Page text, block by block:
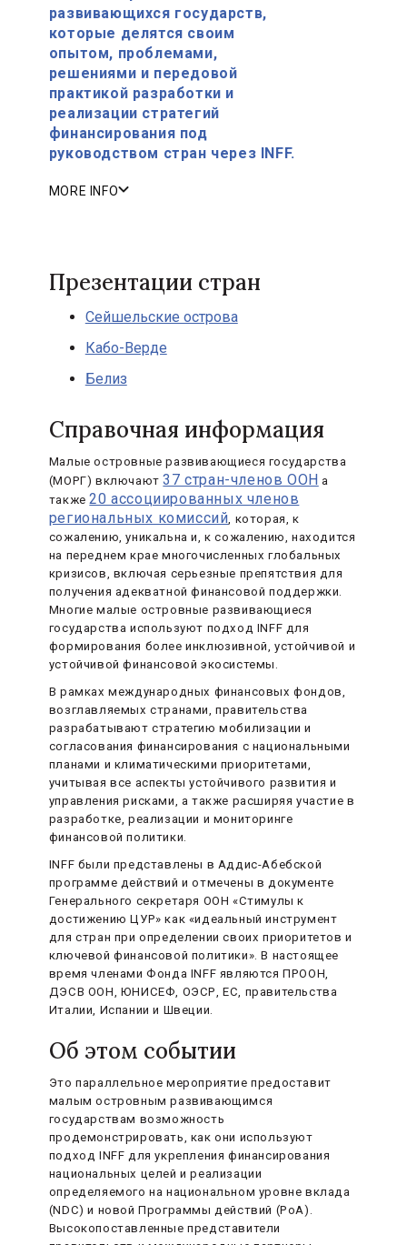
развивающихся государств,
которые делятся своим
опытом, проблемами,
решениями и передовой
практикой разработки и
реализации стратегий
финансирования под
руководством стран через INFF.
MORE INFO
Презентации стран
Сейшельские острова
Кабо-Верде
Белиз
Справочная информация
Малые островные развивающиеся государства
(МОРГ) включают37 стран-членов ООН а
также20 ассоциированных членов
региональных комиссий, которая, к
сожалению, уникальна и, к сожалению, находится
на переднем крае многочисленных глобальных
кризисов, включая серьезные препятствия для
получения адекватной финансовой поддержки.
Многие малые островные развивающиеся
государства используют подход INFF для
формирования более инклюзивной, устойчивой и
устойчивой финансовой экосистемы.
В рамках международных финансовых фондов,
возглавляемых странами, правительства
разрабатывают стратегию мобилизации и
согласования финансирования с национальными
планами и климатическими приоритетами,
учитывая все аспекты устойчивого развития и
управления рисками, а также расширяя участие в
разработке, реализации и мониторинге
финансовой политики.
INFF были представлены в Аддис-Абебской
программе действий и отмечены в документе
Генерального секретаря ООН «Стимулы к
достижению ЦУР» как «идеальный инструмент
для стран при определении своих приоритетов и
ключевой финансовой политики». В настоящее
время членами Фонда INFF являются ПРООН,
ДЭСВ ООН, ЮНИСЕФ, ОЭСР, ЕС, правительства
Италии, Испании и Швеции.
Об этом событии
Это параллельное мероприятие предоставит
малым островным развивающимся
государствам возможность
продемонстрировать, как они используют
подход INFF для укрепления финансирования
национальных целей и реализации
определяемого на национальном уровне вклада
(NDC) и новой Программы действий (PoA).
Высокопоставленные представители